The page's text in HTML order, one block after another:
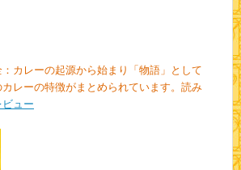
カレーの起源から始まり「物語」として
レーの特徴がまとめられています。読み
ビュー